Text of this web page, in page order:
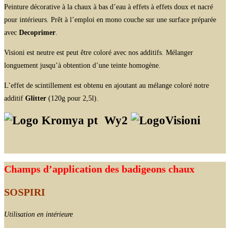
Peinture décorative à la chaux à bas d’eau à effets à effets doux et nacré
pour intérieurs. Prêt à l’emploi en mono couche sur une surface préparée
avec Decoprimer
Visioni est neutre est peut être coloré avec nos additifs. Mélanger
longuement jusqu’à obtention d’une teinte homogène.
L’effet de scintillement est obtenu en ajoutant au mélange coloré notre
additif Glitter (120g pour 2,5l).
Wy2
Champs d’application des badigeons chaux
SOSPIRI
Utilisation en intérieure